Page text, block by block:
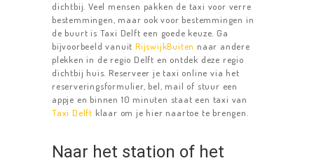
dichtbij. Veel mensen pakken de taxi voor verre
bestemmingen, maar ook voor bestemmingen in
de buurt is Taxi Delft een goede keuze. Ga
bijvoorbeeld vanuitRijswijkBuiten naar andere
plekken in de regio Delft en ontdek deze regio
dichtbij huis. Reserveer je taxi online via het
reserveringsformulier, bel, mail of stuur een
appje en binnen 10 minuten staat een taxi van
Taxi Delft klaar om je hier naartoe te brengen.
Naar het station of het